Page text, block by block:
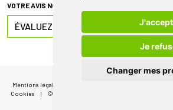
Je
Changer mes
VOTRE AVIS NOUS INTÉRESSE
ÉVALUEZ-NOUS SUR
Mentions légales
Cookies
| © 2026 Pharmacie de Sauternes